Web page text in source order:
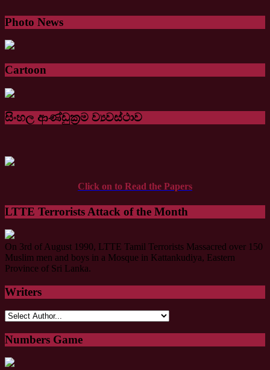
Photo News
Cartoon
සිංහල ආණ්ඩුක්‍රම ව්‍යවස්ථාව
Click on to Read the Papers
LTTE Terrorists Attack of the Month
On 3rd of August 1990, LTTE Tamil Terrorists Massacred over 150
Muslim men and boys in a Mosque in Kattankudiya, Eastern
Province of Sri Lanka.
Writers
Numbers Game